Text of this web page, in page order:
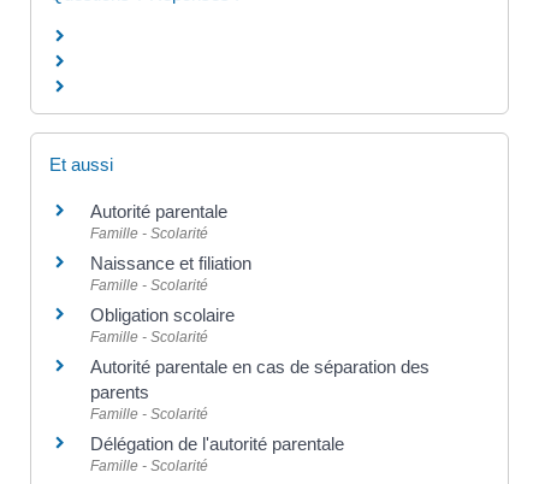
Et aussi
Autorité parentale
Famille - Scolarité
Naissance et filiation
Famille - Scolarité
Obligation scolaire
Famille - Scolarité
Autorité parentale en cas de séparation des
parents
Famille - Scolarité
Délégation de l'autorité parentale
Famille - Scolarité